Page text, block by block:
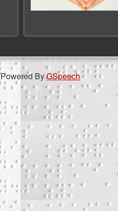
Powered ByGSpeech